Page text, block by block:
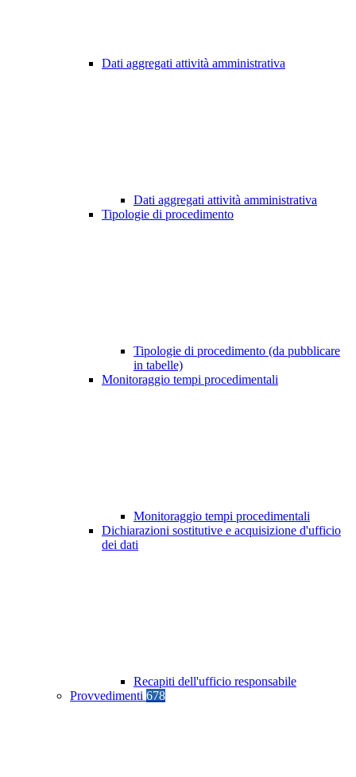
Dati aggregati attività amministrativa
Dati aggregati attività amministrativa
Tipologie di procedimento
Tipologie di procedimento (da pubblicare
in tabelle)
Monitoraggio tempi procedimentali
Monitoraggio tempi procedimentali
Dichiarazioni sostitutive e acquisizione d'ufficio
dei dati
Recapiti dell'ufficio responsabile
Provvedimenti 678